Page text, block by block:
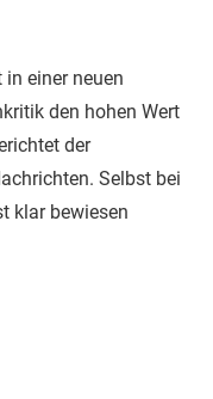
einer neuen
den hohen Wert
der
Selbst bei
klar bewiesen